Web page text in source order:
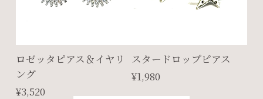
ロゼッタピアス＆イヤリ
ング
¥3,520
スタードロップピアス
¥1,980